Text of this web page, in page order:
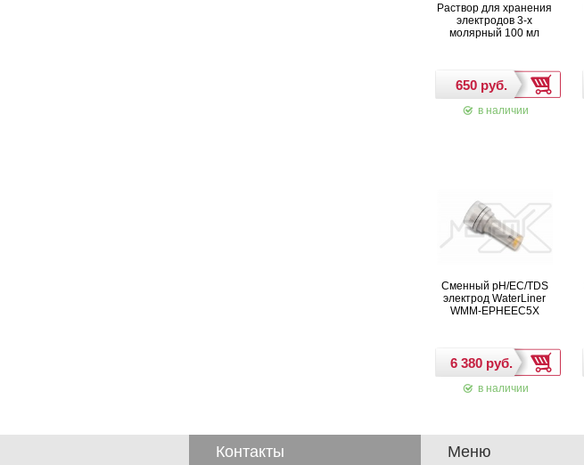
Раствор для хранения
электродов 3-х
молярный 100 мл
в наличии
Сменный pH/EC/TDS
электрод WaterLiner
WMM-EPHEEC5X
в наличии
Контакты Меню